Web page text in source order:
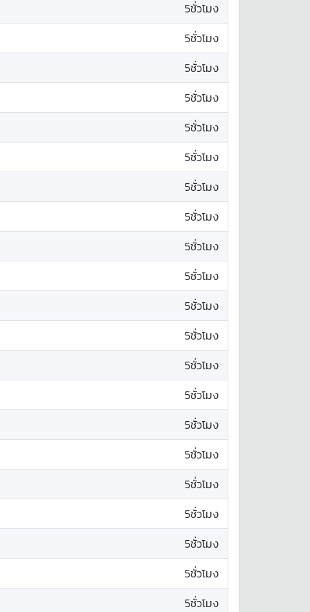
5ชั่วโมง
5ชั่วโมง
5ชั่วโมง
5ชั่วโมง
5ชั่วโมง
5ชั่วโมง
5ชั่วโมง
5ชั่วโมง
5ชั่วโมง
5ชั่วโมง
5ชั่วโมง
5ชั่วโมง
5ชั่วโมง
5ชั่วโมง
5ชั่วโมง
5ชั่วโมง
5ชั่วโมง
5ชั่วโมง
5ชั่วโมง
5ชั่วโมง
5ชั่วโมง